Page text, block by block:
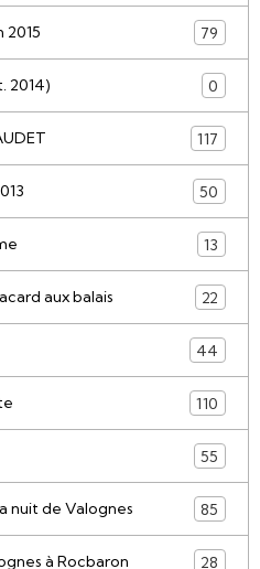
2015 79
2014) 0
117
50
13
aux balais 22
44
110
55
nuit de Valognes 85
à Rocbaron 28